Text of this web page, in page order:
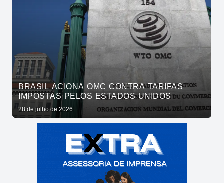
BRASIL ACIONA OMC CONTRA TARIFAS
IMPOSTAS PELOS ESTADOS UNIDOS
28 de julho de 2026